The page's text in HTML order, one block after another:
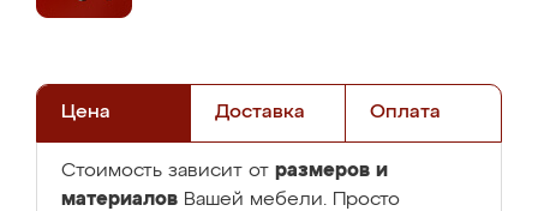
Цена Доставка Оплата
Стоимость зависит от размеров и
материалов Вашей мебели. Просто